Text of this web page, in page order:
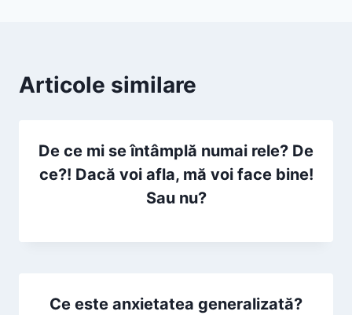
Articole similare
De ce mi se întâmplă numai rele? De
ce?! Dacă voi afla, mă voi face bine!
Sau nu?
Ce este anxietatea generalizată?